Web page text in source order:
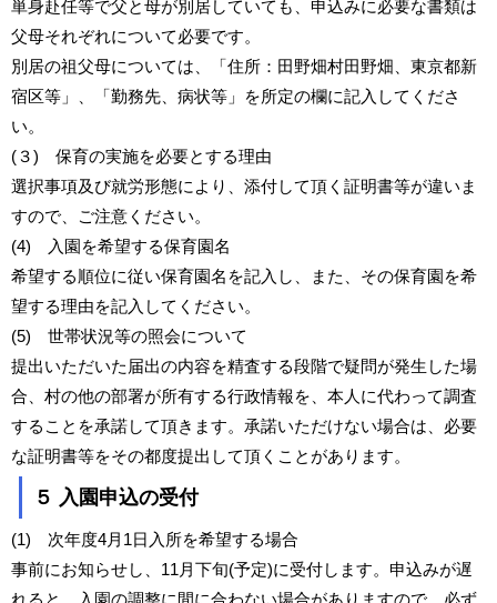
単身赴任等で父と母が別居していても、申込みに必要な書類は
父母それぞれについて必要です。
別居の祖父母については、「住所：田野畑村田野畑、東京都新
宿区等」、「勤務先、病状等」を所定の欄に記入してくださ
い。
(３) 保育の実施を必要とする理由
選択事項及び就労形態により、添付して頂く証明書等が違いま
すので、ご注意ください。
(4) 入園を希望する保育園名
希望する順位に従い保育園名を記入し、また、その保育園を希
望する理由を記入してください。
(5) 世帯状況等の照会について
提出いただいた届出の内容を精査する段階で疑問が発生した場
合、村の他の部署が所有する行政情報を、本人に代わって調査
することを承諾して頂きます。承諾いただけない場合は、必要
な証明書等をその都度提出して頂くことがあります。
５ 入園申込の受付
(1) 次年度4月1日入所を希望する場合
事前にお知らせし、11月下旬(予定)に受付します。申込みが遅
れると、入園の調整に間に合わない場合がありますので、必ず